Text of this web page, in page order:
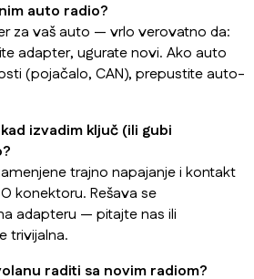
auto radio?
za vaš auto — vrlo verovatno da:
adapter, ugurate novi. Ako auto
(pojačalo, CAN), prepustite auto-
izvadim ključ (ili gubi
trajno napajanje i kontakt
konektoru. Rešava se
adapteru — pitajte nas ili
trivijalna.
raditi sa novim radiom?